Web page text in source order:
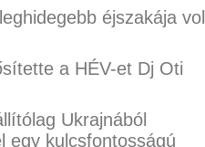
éjszakája
a HÉV-et Dj Oti
Ukrajnából
egy kulcsfontosságú